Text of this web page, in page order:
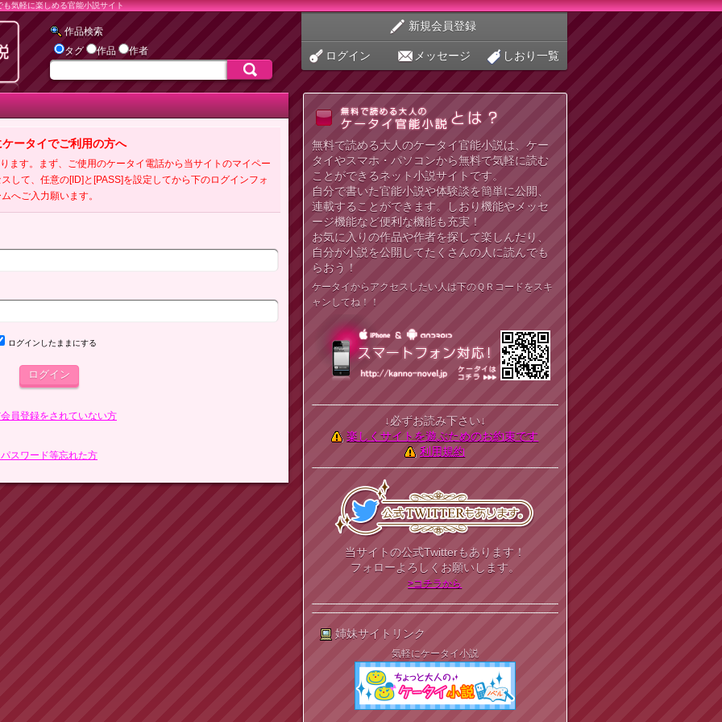
気軽に楽しめる官能小説サイト
作品検索
タグ
作品 作者
新規会員登録
ログイン メッセージ しおり一覧
ータイでご利用の方へ
ます。まず、ご使用のケータイ電話から当サイトのマイペー
して、任意の[ID]と[PASS]を設定してから下のログインフォ
へご入力願います。
ログインしたままにする
員登録をされていない方
スワード等忘れた方
無料で読める大人のケータイ官能小説は、ケー
タイやスマホ・パソコンから無料で気軽に読む
ことができるネット小説サイトです。
自分で書いた官能小説や体験談を簡単に公開、
連載することができます。しおり機能やメッセ
ージ機能など便利な機能も充実！
お気に入りの作品や作者を探して楽しんだり、
自分が小説を公開してたくさんの人に読んでも
らおう！
ケータイからアクセスしたい人は下のＱＲコードをスキ
ャンしてね！！
↓必ずお読み下さい↓
楽しくサイトを遊ぶためのお約束です
利用規約
当サイトの公式Twitterもあります！
フォローよろしくお願いします。
>コチラから
姉妹サイトリンク
気軽にケータイ小説